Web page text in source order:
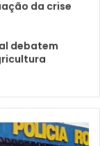
da crise
debatem